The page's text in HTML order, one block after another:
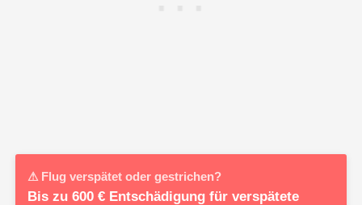
⚠ Flug verspätet oder gestrichen?
Bis zu 600 € Entschädigung für verspätete